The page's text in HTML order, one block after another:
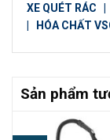
XE QUÉT RÁC
HÓA CHẤT
Sản phẩm